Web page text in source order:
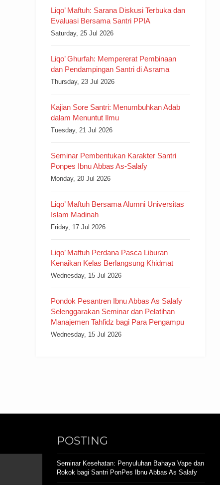
Liqo’ Maftuh: Sarana Diskusi Terbuka dan
Evaluasi Bersama Santri PPIA
Saturday, 25 Jul 2026
Liqo’ Ghurfah: Mempererat Pembinaan
dan Pendampingan Santri di Asrama
Thursday, 23 Jul 2026
Kajian Sore Santri: Menumbuhkan Adab
dalam Menuntut Ilmu
Tuesday, 21 Jul 2026
Seminar Pembentukan Karakter Santri
Ponpes Ibnu Abbas As-Salafy
Monday, 20 Jul 2026
Liqo’ Maftuh Bersama Alumni Universitas
Islam Madinah
Friday, 17 Jul 2026
Liqo’ Maftuh Perdana Pasca Liburan
Kenaikan Kelas Berlangsung Khidmat
Wednesday, 15 Jul 2026
Pondok Pesantren Ibnu Abbas As Salafy
Selenggarakan Seminar dan Pelatihan
Manajemen Tahfidz bagi Para Pengampu
Wednesday, 15 Jul 2026
POSTING
Seminar Kesehatan: Penyuluhan Bahaya Vape dan
Rokok bagi Santri PonPes Ibnu Abbas As Salafy